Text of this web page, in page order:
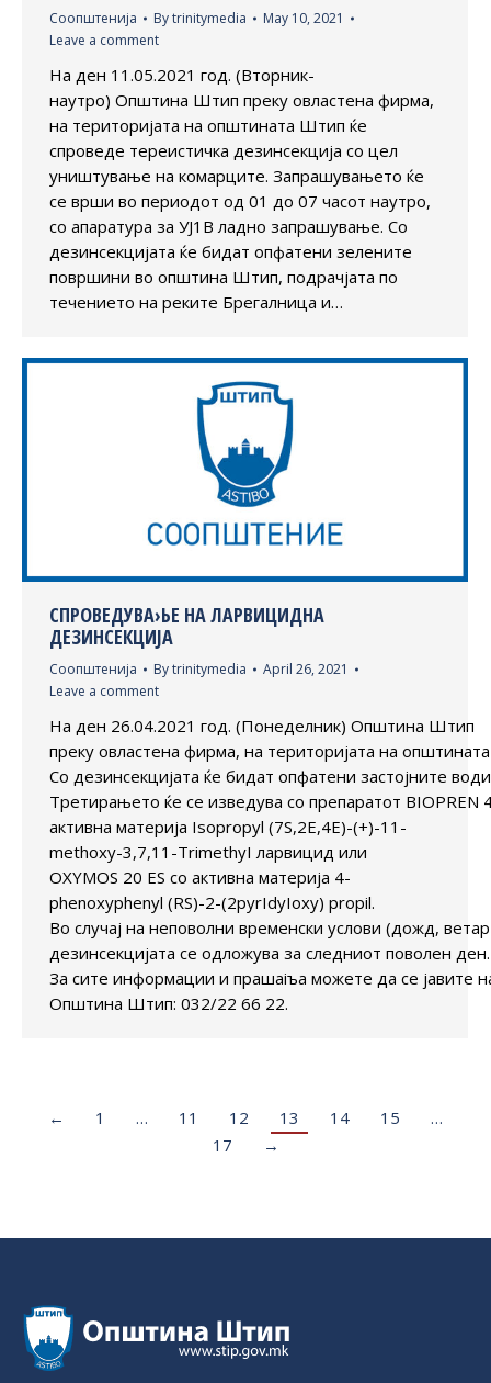
Соопштенија Bytrinitymedia
May 10, 2021
Leave a comment
На ден 11.05.2021 год. (Вторник-
наутро) Општина Штип преку овластена фирма,
на територијата на општината Штип ќе
спроведе тереистичка дезинсекција со цел
уништување на комарците. Запрашувањето ќе
се врши во периодот од 01 до 07 часот наутро,
со апаратура за УЈ1В ладно запрашување. Со
дезинсекцијата ќе бидат опфатени зелените
површини во општина Штип, подрачјата по
течението на реките Брегалница и…
СПРОВЕДУВА›ЬЕ НА ЛАРВИЦИДНА
ДЕЗИНСЕКЦИЈА
Соопштенија Bytrinitymedia
April 26, 2021
Leave a comment
На ден 26.04.2021 год. (Понеделник) Општина Штип
преку овластена фирма, на територијата на
Со дезинсекцијата ќe бидат опфатени застојните
Третирањето ќe се изведува со препаратот BIOPREN
активна материја Isopropyl (7S,2E,4E)-(+)-11-
methoxy-3,7,11-TrimethyI ларвицид или
OXYMOS 20 ES со активна материја 4-
phenoxyphenyl (RS)-2-(2pyrIdyIoxy) propil.
Во случај на неповолни временски услови (дожд,
дезинсекцијата се одложува за следниот поволен ден.
За сите информации и прашаіъа можете да се јавите
Општина Штип: 032/22 66 22.
← 1 … 11 12 13 14 15
…
17
→